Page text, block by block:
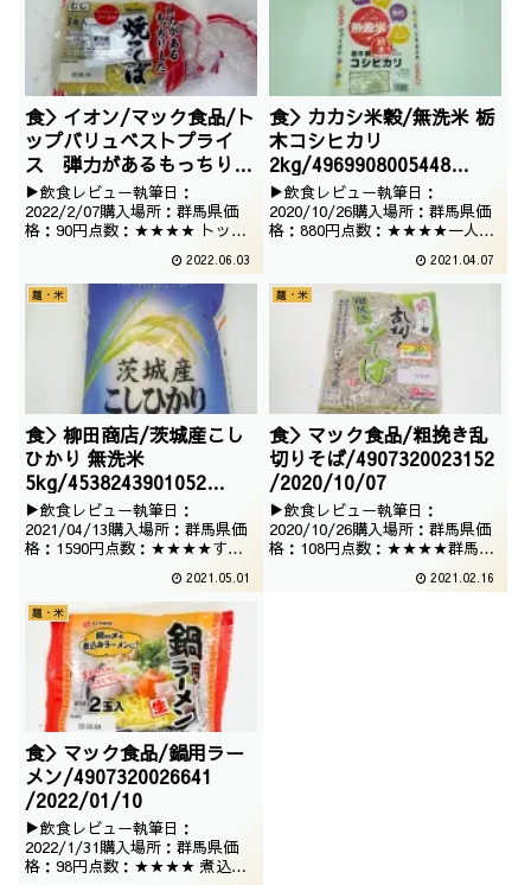
食＞イオン/マック食品/ト
ップバリュベストプライ
ス 弾力があるもっちりし
た 焼そば スパイシーなソ
ース付/4549741451130
/2022/02/06
▶飲食レビュー執筆日：
2022/2/07購入場所：群馬県価
格：90円点数：★★★★ トップ
製造のマック食品、てっきりとり
せんの関連会社かと思っておりま
した。確かに、焼そばでマック食
品のものイオンで売ってますから
2022.06.03
食＞カカシ米穀/無洗米 栃
木コシヒカリ
2kg/4969908005448
/2020/10/06
▶飲食レビュー執筆日：
2020/10/26購入場所：群馬県価
格：880円点数：★★★★一人暮
す。最初は2キロということで購
入しましたが、半月ほどでなくな
ってしまいました。
2021.04.07
麺・米
食＞柳田商店/茨城産こし
ひかり 無洗米
5kg/4538243901052
/2021/02/01
▶飲食レビュー執筆日：
2021/04/13購入場所：群馬県価
格：1590円点数：★★★★すっ
たワケですが、今回は茨城のコシ
ヒカリでございます。当然、無洗
米です。
2021.05.01
麺・米
食＞マック食品/粗挽き乱
切りそば/4907320023152
/2020/10/07
▶飲食レビュー執筆日：
2020/10/26購入場所：群馬県価
格：108円点数：★★★★群馬県
うどん県だと思っていただけに、
2021.02.16
麺・米
食＞マック食品/鍋用ラー
メン/4907320026641
/2022/01/10
▶飲食レビュー執筆日：
2022/1/31購入場所：群馬県価
格：98円点数：★★★★ 煮込み